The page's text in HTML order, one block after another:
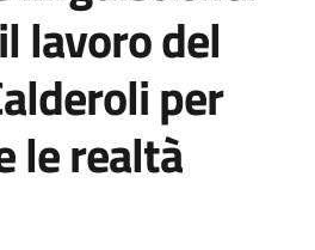
lavoro del
per
le realtà